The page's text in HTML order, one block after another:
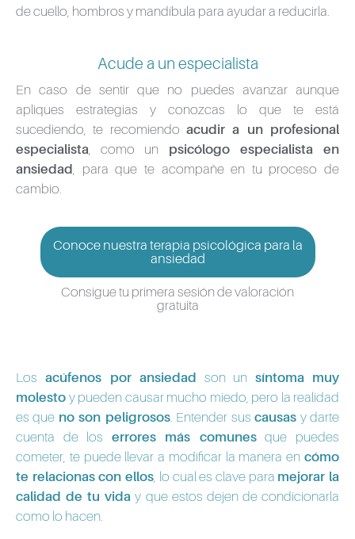
de cuello, hombros y mandíbula para ayudar a reducirla.
Acude a un especialista
En caso de sentir que no puedes avanzar aunque
apliques estrategias y conozcas lo que te está
sucediendo, te recomiendo acudir a un profesional
especialista, como un psicólogo especialista en
ansiedad, para que te acompañe en tu proceso de
cambio.
Conoce nuestra terapia psicológica para la
ansiedad
Consigue tu primera sesión de valoración
gratuita
Los acúfenos por ansiedad son un síntoma muy
molesto y pueden causar mucho miedo, pero la realidad
es que no son peligrosos. Entender suscausas y darte
cuenta de los errores más comunesque puedes
cometer, te puede llevar a modificar la manera en cómo
te relacionas con ellos , lo cual es clave para mejorar la
calidad de tu vida y que estos dejen de condicionarla
como lo hacen.